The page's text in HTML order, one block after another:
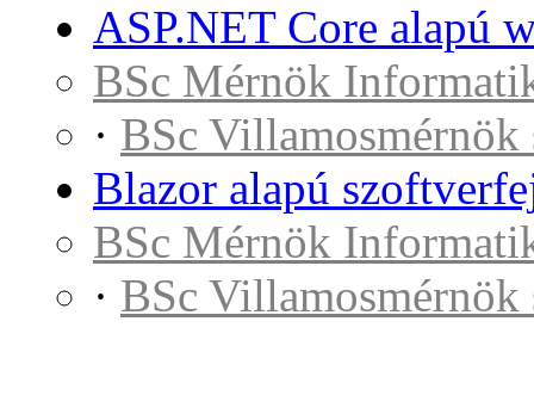
ASP.NET Core alapú
BSc Mérnök
· BSc Villamosmérnök
Blazor alapú
BSc Mérnök
· BSc Villamosmérnök